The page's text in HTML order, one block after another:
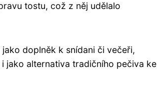
tostu, což z něj udělalo
doplněk k snídani či večeři,
jako alternativa tradičního pečiva ke